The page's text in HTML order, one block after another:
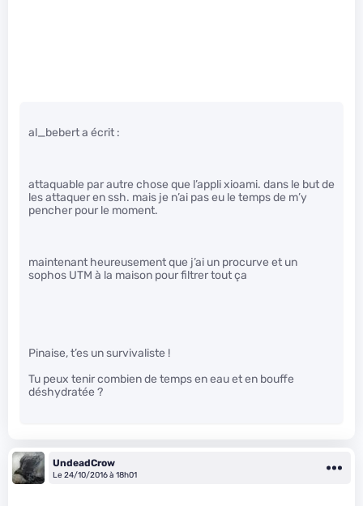
al_bebert a écrit :
attaquable par autre chose que l’appli xioami. dans le but de
les attaquer en ssh. mais je n’ai pas eu le temps de m’y
pencher pour le moment.
maintenant heureusement que j’ai un procurve et un
sophos UTM à la maison pour filtrer tout ça
Pinaise, t’es un survivaliste !
Tu peux tenir combien de temps en eau et en bouffe
déshydratée ?
UndeadCrow
Le 24/10/2016 à 18h01